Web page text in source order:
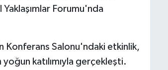
Forumu'nda
Konferans Salonu'ndaki etkinlik,
katılımıyla gerçekleşti.